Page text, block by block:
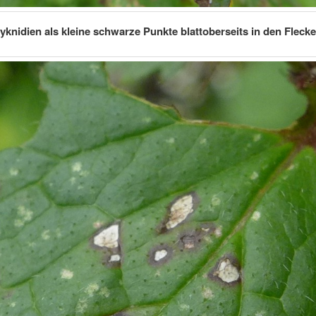
als kleine schwarze Punkte blattoberseits in den